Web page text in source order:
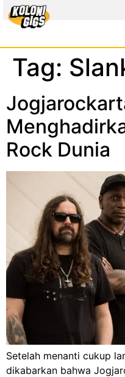
Tag:
Rock Dunia
Setelah menanti cukup
dikabarkan bahwa